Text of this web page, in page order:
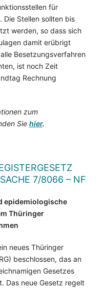
für
Die Stellen sollten bis
werden, so dass sich
damit erübrigt
Besetzungsverfahren
ist noch Zeit
Rechnung
zum
Sie hier.
7/8066 – NF
epidemiologische
Thüringer
neues Thüringer
beschlossen, das an
Gesetzes
Das neue Gesetz regelt